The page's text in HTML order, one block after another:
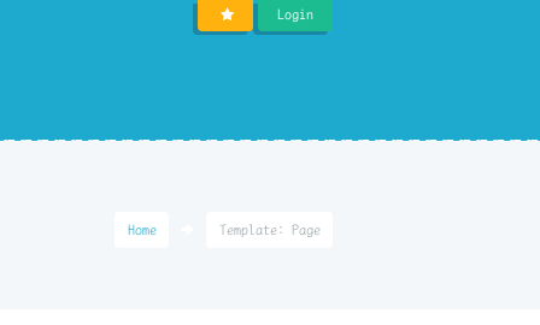
Login
Home Template: Page